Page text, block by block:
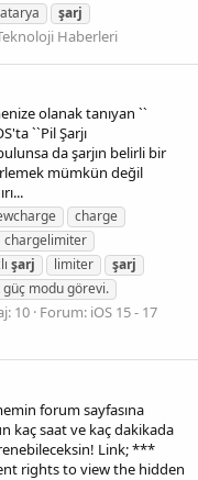
şarj
Haberleri
olanak tanıyan ``
``Pil Şarjı
da şarjın belirli bir
mümkün değil
charge
chargelimiter
şarj limiter
şarj
güç modu görevi.
10 Forum: iOS 15 - 17
forum sayfasına
kaç saat ve kaç dakikada
Link; ***
rights to view the hidden